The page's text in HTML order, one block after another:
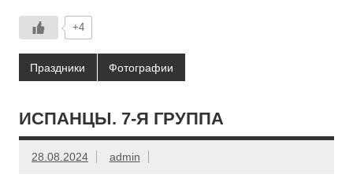
+4
Праздники Фотографии
ИСПАНЦЫ. 7-Я ГРУППА
28.08.2024 admin